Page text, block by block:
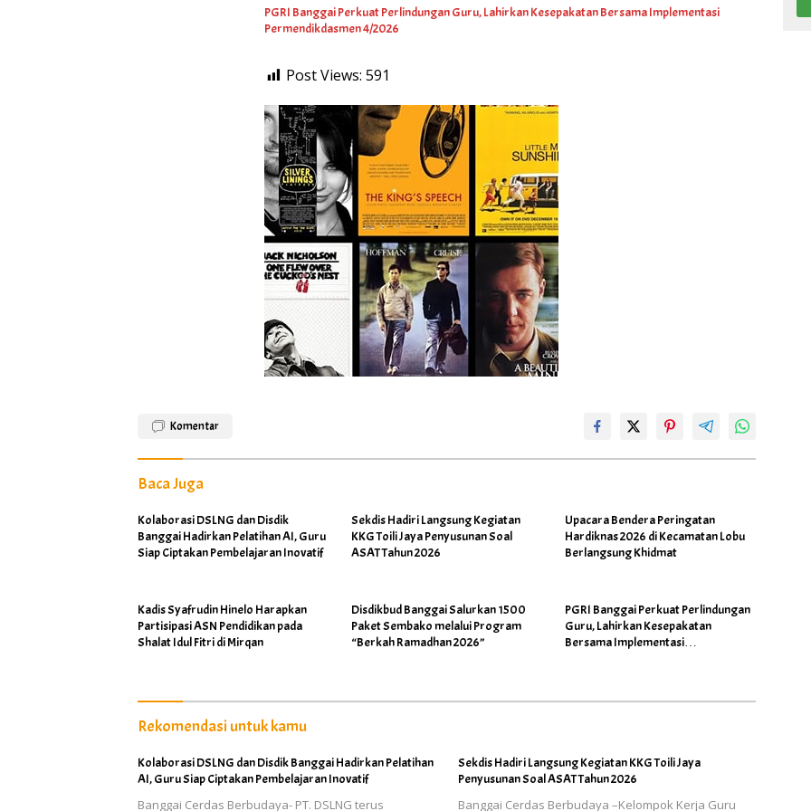
PGRI Banggai Perkuat Perlindungan Guru, Lahirkan Kesepakatan Bersama Implementasi
Permendikdasmen 4/2026
Post Views: 591
Komentar
Baca Juga
Kolaborasi DSLNG dan Disdik
Banggai Hadirkan Pelatihan AI, Guru
Siap Ciptakan Pembelajaran Inovatif
Sekdis Hadiri Langsung Kegiatan
KKG Toili Jaya Penyusunan Soal
ASAT Tahun 2026
Upacara Bendera Peringatan
Hardiknas 2026 di Kecamatan Lobu
Berlangsung Khidmat
Kadis Syafrudin Hinelo Harapkan
Partisipasi ASN Pendidikan pada
Shalat Idul Fitri di Mirqan
Disdikbud Banggai Salurkan 1500
Paket Sembako melalui Program
“Berkah Ramadhan 2026”
PGRI Banggai Perkuat Perlindungan
Guru, Lahirkan Kesepakatan
Bersama Implementasi
Rekomendasi untuk kamu
Kolaborasi DSLNG dan Disdik Banggai Hadirkan Pelatihan
AI, Guru Siap Ciptakan Pembelajaran Inovatif
Banggai Cerdas Berbudaya- PT. DSLNG terus
Sekdis Hadiri Langsung Kegiatan KKG Toili Jaya
Penyusunan Soal ASAT Tahun 2026
Banggai Cerdas Berbudaya –Kelompok Kerja Guru